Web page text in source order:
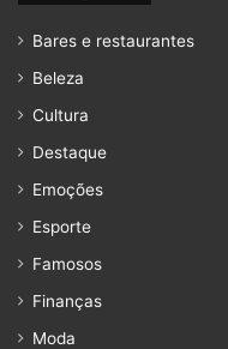
Bares e restaurantes
Beleza
Cultura
Destaque
Emoções
Esporte
Famosos
Finanças
Moda